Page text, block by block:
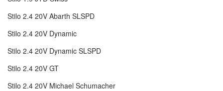
Stilo 2.4 20V Abarth SLSPD
Stilo 2.4 20V Dynamic
Stilo 2.4 20V Dynamic SLSPD
Stilo 2.4 20V GT
Stilo 2.4 20V Michael Schumacher